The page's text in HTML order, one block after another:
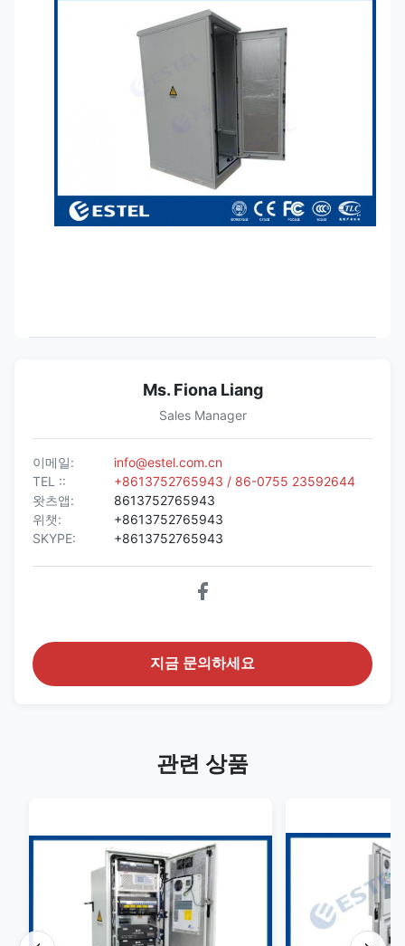
Ms. Fiona Liang
Sales Manager
이메일:
info@estel.com.cn
TEL ::
+8613752765943 / 86-0755 23592644
왓츠앱:
8613752765943
위챗:
+8613752765943
SKYPE:
+8613752765943
지금 문의하세요
관련 상품